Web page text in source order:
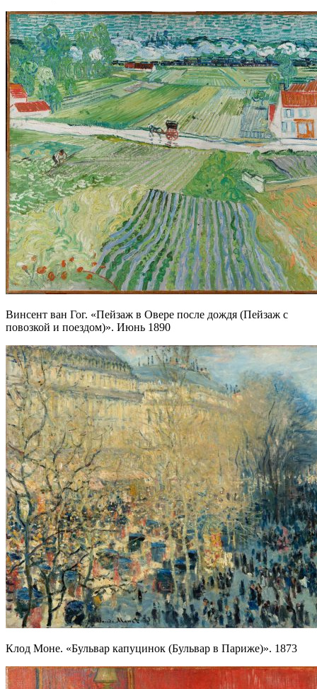
Винсент ван Гог. «Пейзаж в Овере после дождя (Пейзаж с
повозкой и поездом)». Июнь 1890
Клод Моне. «Бульвар капуцинок (Бульвар в Париже)». 1873